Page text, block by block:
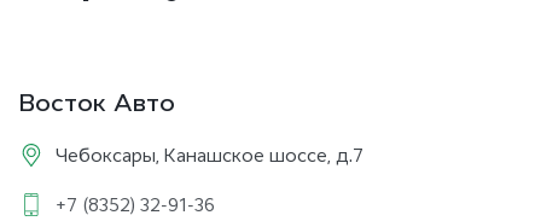
Восток Авто
Чебоксары, Канашское шоссе, д.7
+7 (8352) 32-91-36